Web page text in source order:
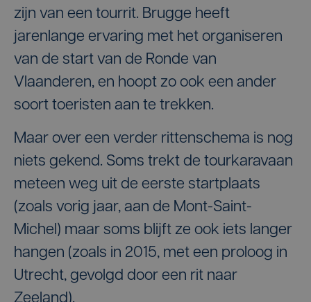
zijn van een tourrit. Brugge heeft
jarenlange ervaring met het organiseren
van de start van de Ronde van
Vlaanderen, en hoopt zo ook een ander
soort toeristen aan te trekken.
Maar over een verder rittenschema is nog
niets gekend. Soms trekt de tourkaravaan
meteen weg uit de eerste startplaats
(zoals vorig jaar, aan de Mont-Saint-
Michel) maar soms blijft ze ook iets langer
hangen (zoals in 2015, met een proloog in
Utrecht, gevolgd door een rit naar